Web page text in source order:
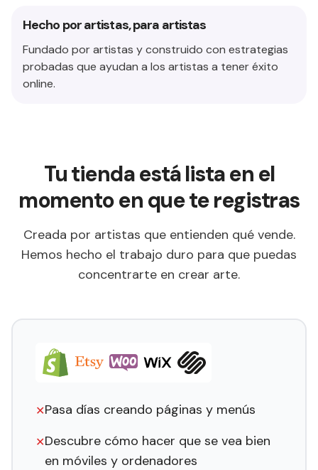
Hecho por artistas, para artistas
Fundado por artistas y construido con estrategias
probadas que ayudan a los artistas a tener éxito
online.
Tu tienda está lista en el
momento en que te registras
Creada por artistas que entienden qué vende.
Hemos hecho el trabajo duro para que puedas
concentrarte en crear arte.
✕Pasa días creando páginas y menús
✕Descubre cómo hacer que se vea bien
en móviles y ordenadores